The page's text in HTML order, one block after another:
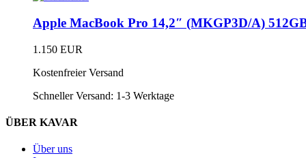
Apple MacBook Pro 14,2″ (MKGP3D/A)
1.150 EUR
Kostenfreier Versand
Schneller Versand: 1-3 Werktage
ÜBER KAVAR
Über uns